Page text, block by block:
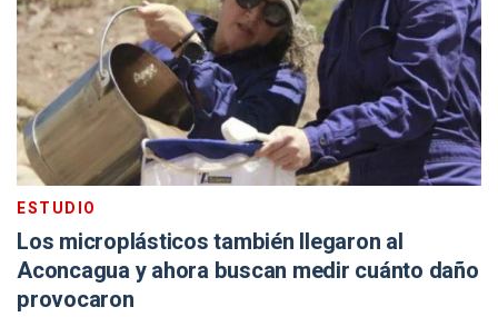
ESTUDIO
Los microplásticos también llegaron al
Aconcagua y ahora buscan medir cuánto daño
provocaron